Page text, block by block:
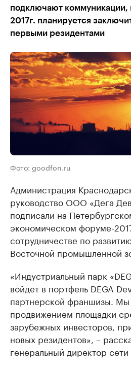
подключают коммуникации,
2017г. планируется
первыми резидентами
Фото: goodfon.ru
Администрация
руководство ООО «Дега
подписали на
экономическом форуме-
сотрудничестве по
Восточной промышленной
«Индустриальный парк
войдет в портфель DEGA
партнерской франшизы. Мы
продвижением площадки
зарубежных инвесторов,
новых резидентов», –
генеральный директор